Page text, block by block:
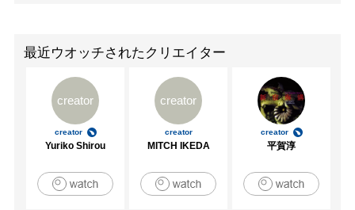
最近ウオッチされたクリエイター
creator
creator
Yuriko Shirou
creator
creator
MITCH IKEDA
creator
平賀淳